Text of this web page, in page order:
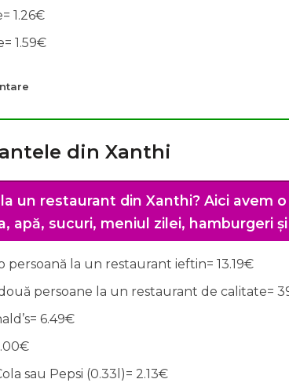
1.26€
1.59€
din Xanthi
un restaurant din Xanthi?Aici avem
apă, sucuri, meniul zilei, hamburgeri
persoană la un restaurant ieftin= 13.19€
persoane la un restaurant de calitate=
6.49€
sau Pepsi (0.33l)= 2.13€